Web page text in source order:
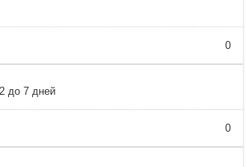
0
до 7 дней
0